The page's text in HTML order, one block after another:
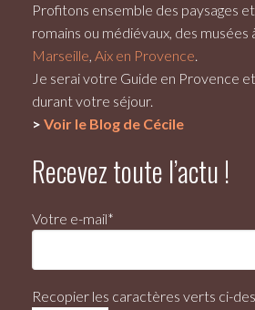
Profitons ensemble des paysages
romains ou médiévaux, des musées
Marseille, Aix en Provence.
Je serai votre Guide en Provence
durant votre séjour.
> Voir le Blog de Cécile
Recevez toute l’actu !
Votre e-mail*
Recopier les caractères verts ci-